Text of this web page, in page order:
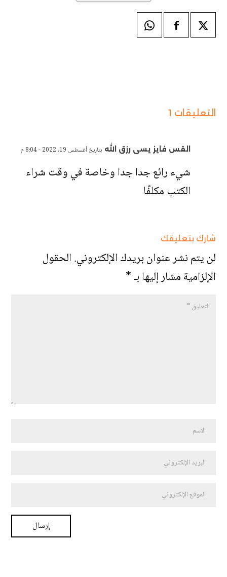
التعليقات 1
القس فايز يسى رزق الله بتاريخ أغسطس 19, 2022 - 8:04 م
شيء رائع جدا جدا وخاصة في وقت شراء
الكتب مكلفًا
شارك بتعليقك
لن يتم نشر عنوان بريدك الإلكتروني.الحقول
الإلزامية مشار إليها بـ*